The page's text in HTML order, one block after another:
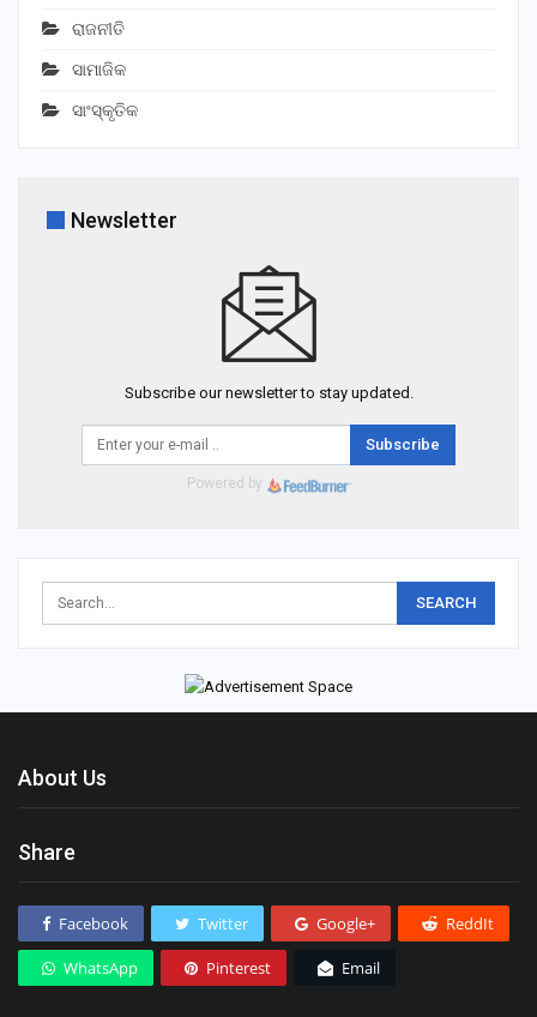
ରାଜନୀତି
ସାମାଜିକ
ସାଂସ୍କୃତିକ
Newsletter
Subscribe our newsletter to stay updated.
Subscribe
Powered by
About Us
Share
Facebook Twitter Google+ ReddIt
WhatsApp Pinterest Email